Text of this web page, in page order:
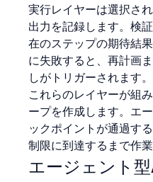
実行レイヤーは選択さ
出力を記録します。検
在のステップの期待結
に失敗すると、再計画
しがトリガーされます。
これらのレイヤーが組
ープを作成します。エ
ックポイントが通過す
制限に到達するまで作業
エージェント